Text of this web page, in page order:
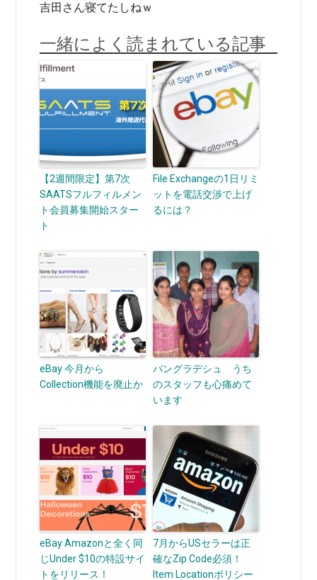
吉田さん寝てたしねｗ
一緒によく読まれている記事
【2週間限定】第7次
SAATSフルフィルメン
ト会員募集開始スター
ト
File Exchangeの1日リミ
ットを電話交渉で上げ
るには？
eBay 今月から
Collection機能を廃止か
バングラデシュ うち
のスタッフも心痛めて
います
eBay Amazonと全く同
じUnder $10の特設サイ
トをリリース！
7月からUSセラーは正
確なZip Code必須！
Item Locationポリシー